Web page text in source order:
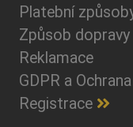
Platební
Způsob dopravy
Reklamace
GDPR a Ochrana
Registrace